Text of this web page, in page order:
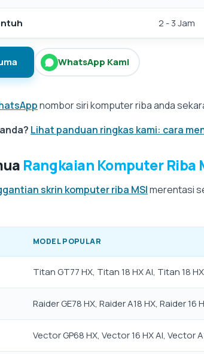
2 - 3 Jam
WhatsApp Kami
nombor siri komputer riba anda
Lihat panduan ringkas kami: cara
Rangkaian Komputer Riba
skrin komputer riba MSImerentasi
MODEL POPULAR
Titan GT77 HX, Titan 18 HX AI, Titan 18
Raider GE78 HX, Raider A18 HX, Raider 16
Vector GP68 HX, Vector 16 HX AI, Vector